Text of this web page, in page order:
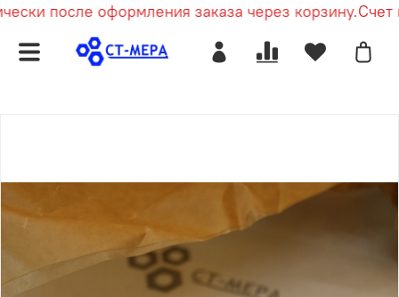
после оформления заказа через корзину.Счет